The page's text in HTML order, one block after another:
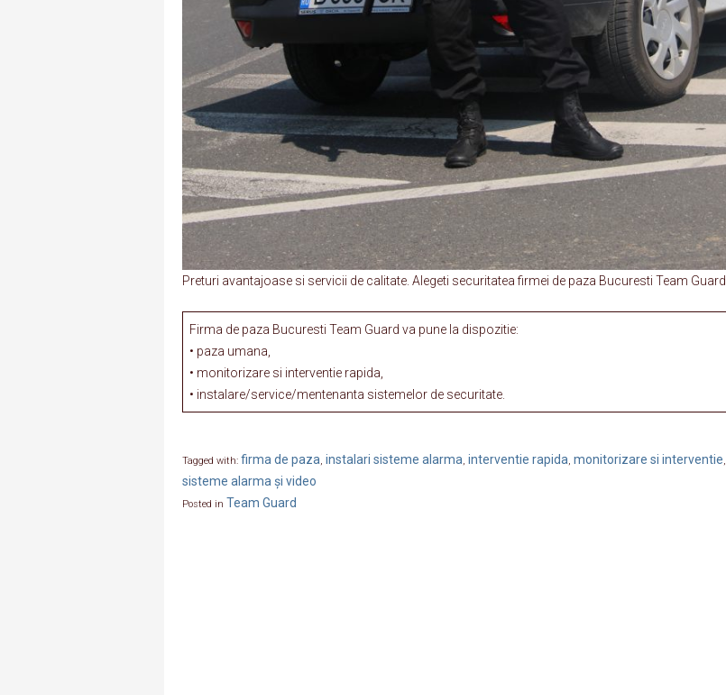
Preturi avantajoase si servicii de calitate. Alegeti securitatea firmei de paza Bucuresti Team Guard.
Firma de paza Bucuresti Team Guard va pune la dispozitie:
• paza umana,
• monitorizare si interventie rapida,
• instalare/service/mentenanta sistemelor de securitate.
Tagged with: firma de paza, instalari sisteme alarma, interventie rapida, monitorizare si interventie,
sisteme alarma și video
Posted in Team Guard